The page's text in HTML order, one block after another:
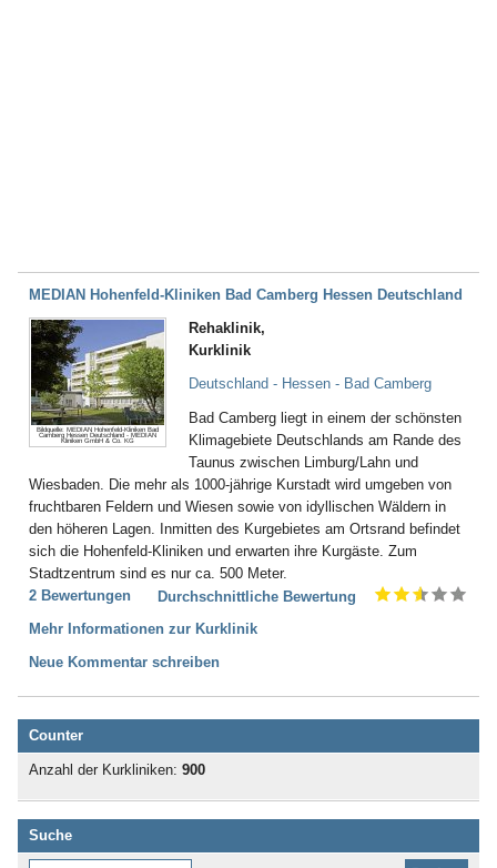
MEDIAN Hohenfeld-Kliniken Bad Camberg Hessen Deutschland
Bildquelle: MEDIAN Hohenfeld-Kliniken Bad
Camberg Hessen Deutschland - MEDIAN
Kliniken GmbH & Co. KG
Rehaklinik,
Kurklinik
Deutschland - Hessen - Bad Camberg
Bad Camberg liegt in einem der schönsten
Klimagebiete Deutschlands am Rande des
Taunus zwischen Limburg/Lahn und
Wiesbaden. Die mehr als 1000-jährige Kurstadt wird umgeben von
fruchtbaren Feldern und Wiesen sowie von idyllischen Wäldern in
den höheren Lagen. Inmitten des Kurgebietes am Ortsrand befindet
sich die Hohenfeld-Kliniken und erwarten ihre Kurgäste. Zum
Stadtzentrum sind es nur ca. 500 Meter.
2 Bewertungen
Durchschnittliche Bewertung
Mehr Informationen zur Kurklinik
Neue Kommentar schreiben
Counter
Anzahl der Kurkliniken: 900
Suche